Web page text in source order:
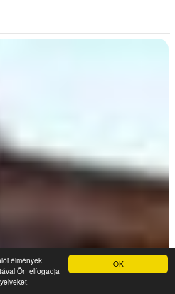
OK
élmények
Ön elfogadja